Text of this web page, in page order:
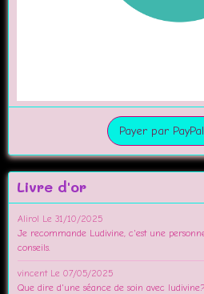
Payer par
Livre d'or
Alirol Le 31/10/2025
Je recommande Ludivine, c'est une
conseils.
vincent Le 07/05/2025
Que dire d'une séance de soin avec